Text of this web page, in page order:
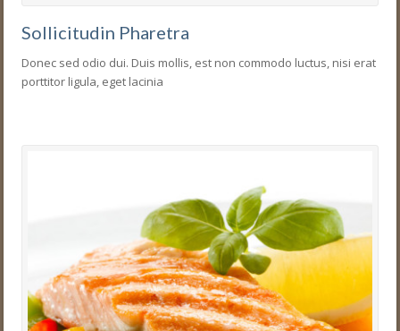
Sollicitudin Pharetra
Donec sed odio dui. Duis mollis, est non commodo luctus, nisi erat
porttitor ligula, eget lacinia